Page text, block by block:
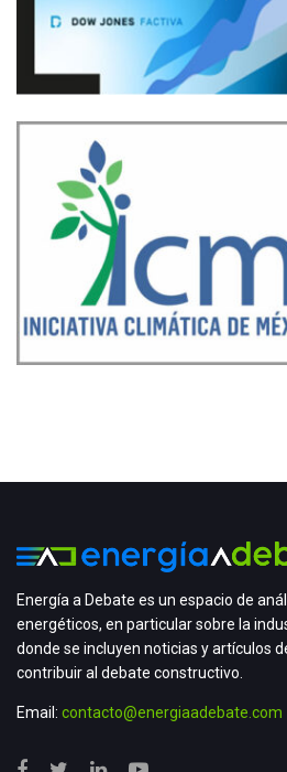
Energía a Debate es un espacio de
energéticos, en particular sobre la
donde se incluyen noticias y artículos
contribuir al debate constructivo.
Email: contacto@energiaadebate.com